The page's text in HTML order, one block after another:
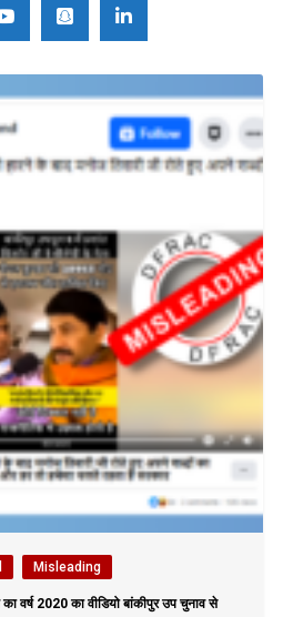
Misleading
वर्ष 2020 का वीडियो बांकीपुर उप चुनाव से